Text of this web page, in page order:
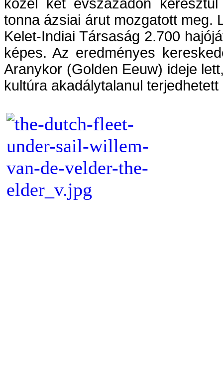
közel két évszázadon
tonna ázsiai árut mozgatott meg.
Kelet-Indiai Társaság 2.700
képes. Az eredményes
Aranykor (Golden Eeuw) ideje
kultúra akadálytalanul